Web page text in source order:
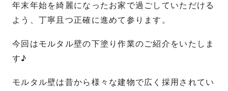
年末年始を綺麗になったお家で過ごしていただける
よう、丁寧且つ正確に進めて参ります。
今回はモルタル壁の下塗り作業のご紹介をいたしま
す♪
モルタル壁は昔から様々な建物で広く採用されてい